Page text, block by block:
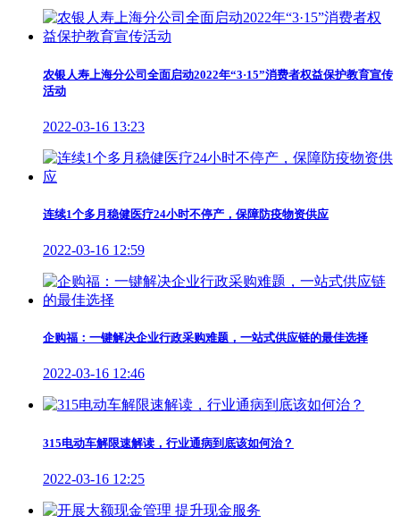
农银人寿上海分公司全面启动2022年“3·15”消费者权益保护教育宣传
活动
2022-03-16 13:23
连续1个多月稳健医疗24小时不停产，保障防疫物资供应
2022-03-16 12:59
企购福：一键解决企业行政采购难题，一站式供应链的最佳选择
2022-03-16 12:46
315电动车解限速解读，行业通病到底该如何治？
2022-03-16 12:25